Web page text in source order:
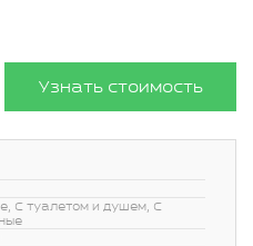
Узнать стоимость
С туалетом и душем, С